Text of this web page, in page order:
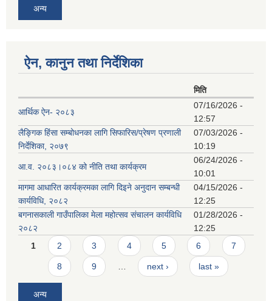
अन्य
ऐन, कानुन तथा निर्देशिका
मिति
आर्थिक ऐन- २०८३
07/16/2026 -
12:57
लैङ्गिक हिंसा सम्बोधनका लागि सिफारिस/प्रेषण प्रणाली
निर्देशिका, २०७९
07/03/2026 -
10:19
आ.व. २०८३।०८४ को नीति तथा कार्यक्रम
06/24/2026 -
10:01
मागमा आधारित कार्यक्रमका लागि दिइने अनुदान सम्बन्धी
कार्यविधि, २०८२
04/15/2026 -
12:25
बगनासकाली गाउँपालिका मेला महोत्सव संचालन कार्यविधि
२०८२
01/28/2026 -
12:25
Pages
1 2 3 4 5 6 7
8 9 next › last »
अन्य